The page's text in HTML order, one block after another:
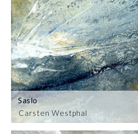
Carsten Westphal
Saslo